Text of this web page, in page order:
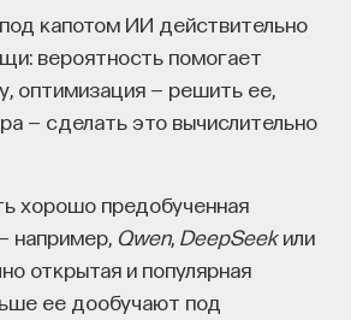
капотом ИИ действительно
вероятность помогает
оптимизация — решить ее,
— сделать это вычислительно
хорошо предобученная
например, Qwen, DeepSeekили
открытая и популярная
ее дообучают под